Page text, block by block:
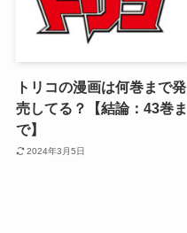
トリコの漫画は何巻まで発
売してる？【結論：43巻ま
で】
2024年3月5日